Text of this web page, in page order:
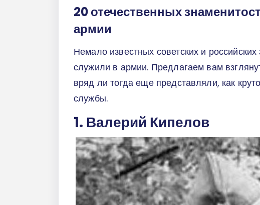
20 отечественных
армии
Немало известных советских и
служили в армии. Предлагаем вам
вряд ли тогда еще представляли, как
службы.
1. Валерий Кипелов